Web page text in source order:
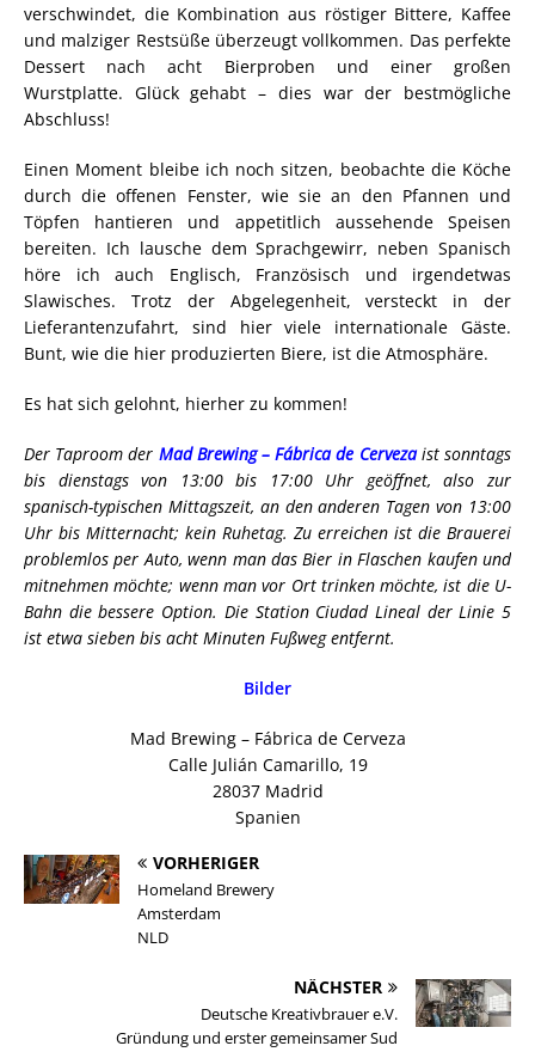
verschwindet, die Kombination aus röstiger Bittere, Kaffee
und malziger Restsüße überzeugt vollkommen. Das perfekte
Dessert nach acht Bierproben und einer großen
Wurstplatte. Glück gehabt – dies war der bestmögliche
Abschluss!
Einen Moment bleibe ich noch sitzen, beobachte die Köche
durch die offenen Fenster, wie sie an den Pfannen und
Töpfen hantieren und appetitlich aussehende Speisen
bereiten. Ich lausche dem Sprachgewirr, neben Spanisch
höre ich auch Englisch, Französisch und irgendetwas
Slawisches. Trotz der Abgelegenheit, versteckt in der
Lieferantenzufahrt, sind hier viele internationale Gäste.
Bunt, wie die hier produzierten Biere, ist die Atmosphäre.
Es hat sich gelohnt, hierher zu kommen!
Der Taproom der Mad Brewing – Fábrica de Cervezaist sonntags
bis dienstags von 13:00 bis 17:00 Uhr geöffnet, also zur
spanisch-typischen Mittagszeit, an den anderen Tagen von 13:00
Uhr bis Mitternacht; kein Ruhetag. Zu erreichen ist die Brauerei
problemlos per Auto, wenn man das Bier in Flaschen kaufen und
mitnehmen möchte; wenn man vor Ort trinken möchte, ist die U-
Bahn die bessere Option. Die Station Ciudad Lineal der Linie 5
ist etwa sieben bis acht Minuten Fußweg entfernt.
Bilder
Mad Brewing – Fábrica de Cerveza
Calle Julián Camarillo, 19
28037 Madrid
Spanien
VORHERIGER
Homeland Brewery
Amsterdam
NLD
NÄCHSTER
Deutsche Kreativbrauer e.V.
Gründung und erster gemeinsamer Sud